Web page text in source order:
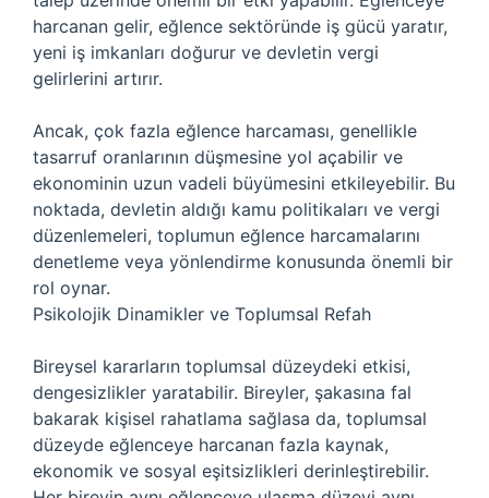
harcanan gelir, eğlence sektöründe iş gücü yaratır,
yeni iş imkanları doğurur ve devletin vergi
gelirlerini artırır.
Ancak, çok fazla eğlence harcaması, genellikle
tasarruf oranlarının düşmesine yol açabilir ve
ekonominin uzun vadeli büyümesini etkileyebilir. Bu
noktada, devletin aldığı kamu politikaları ve vergi
düzenlemeleri, toplumun eğlence harcamalarını
denetleme veya yönlendirme konusunda önemli bir
rol oynar.
Psikolojik Dinamikler ve Toplumsal Refah
Bireysel kararların toplumsal düzeydeki etkisi,
dengesizlikler yaratabilir. Bireyler, şakasına fal
bakarak kişisel rahatlama sağlasa da, toplumsal
düzeyde eğlenceye harcanan fazla kaynak,
ekonomik ve sosyal eşitsizlikleri derinleştirebilir.